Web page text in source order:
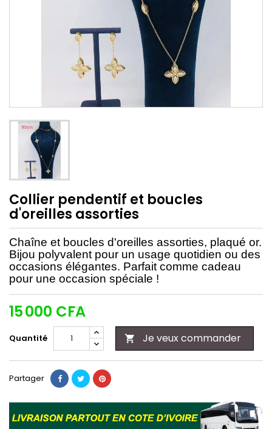
Collier pendentif et boucles
d'oreilles assorties
Chaîne et boucles d'oreilles assorties, plaqué or.
Bijou polyvalent pour un usage quotidien ou des
occasions élégantes. Parfait comme cadeau
pour une occasion spéciale !
15 000 CFA
Quantité  Je veux commander
Partager